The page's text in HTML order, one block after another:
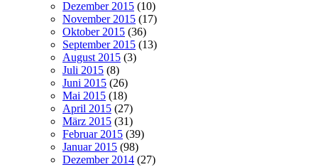
Dezember 2015 (10)
November 2015 (17)
Oktober 2015 (36)
September 2015 (13)
August 2015 (3)
Juli 2015 (8)
Juni 2015 (26)
Mai 2015 (18)
April 2015 (27)
März 2015 (31)
Februar 2015 (39)
Januar 2015 (98)
Dezember 2014 (27)